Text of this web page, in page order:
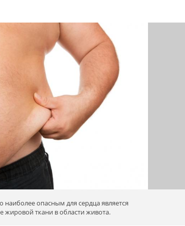
наиболее опасным для сердца является
ткани в области живота.